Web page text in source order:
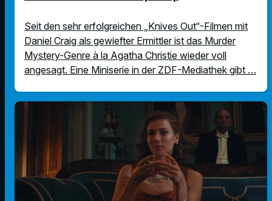
Seit den sehr erfolgreichen „Knives Out“-Filmen mit
Daniel Craig als gewiefter Ermittler ist das Murder
Mystery-Genre à la Agatha Christie wieder voll
angesagt. Eine Miniserie in der ZDF-Mediathek gibt …